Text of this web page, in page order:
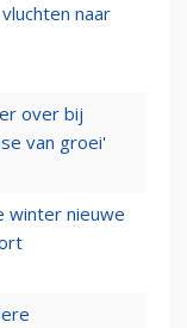
naar
over bij
van groei'
winter nieuwe